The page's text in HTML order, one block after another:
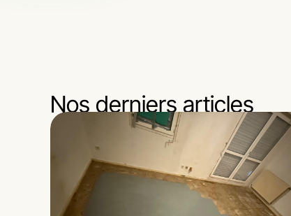
Nos derniers articles